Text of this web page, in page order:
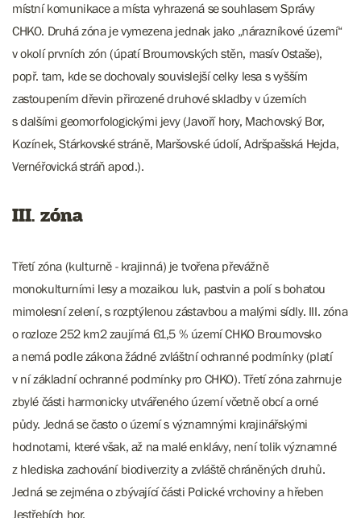
místní komunikace a místa vyhrazená se souhlasem Správy
CHKO. Druhá zóna je vymezena jednak jako „nárazníkové území“
v okolí prvních zón (úpatí Broumovských stěn, masív Ostaše),
popř. tam, kde se dochovaly souvislejší celky lesa s vyšším
zastoupením dřevin přirozené druhové skladby v územích
s dalšími geomorfologickými jevy (Javoří hory, Machovský Bor,
Kozínek, Stárkovské stráně, Maršovské údolí, Adršpašská Hejda,
Vernéřovická stráň apod.).
III. zóna
Třetí zóna (kulturně - krajinná) je tvořena převážně
monokulturními lesy a mozaikou luk, pastvin a polí s bohatou
mimolesní zelení, s rozptýlenou zástavbou a malými sídly. III. zóna
o rozloze 252 km2 zaujímá 61,5 % území CHKO Broumovsko
a nemá podle zákona žádné zvláštní ochranné podmínky (platí
v ní základní ochranné podmínky pro CHKO). Třetí zóna zahrnuje
zbylé části harmonicky utvářeného území včetně obcí a orné
půdy. Jedná se často o území s významnými krajinářskými
hodnotami, které však, až na malé enklávy, není tolik významné
z hlediska zachování biodiverzity a zvláště chráněných druhů.
Jedná se zejména o zbývající části Polické vrchoviny a hřeben
Jestřebích hor.